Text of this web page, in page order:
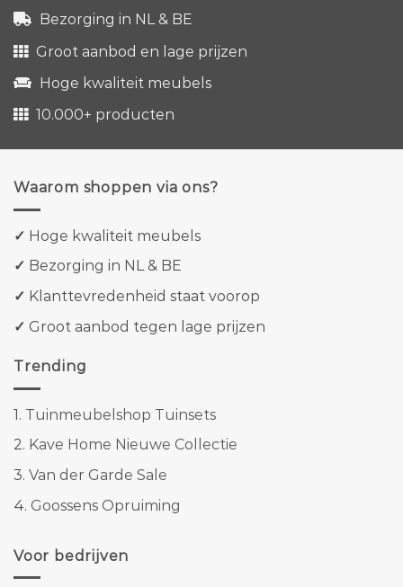
Bezorging in NL & BE
Groot aanbod en lage prijzen
Hoge kwaliteit meubels
10.000+ producten
Waarom shoppen via ons?
✓ Hoge kwaliteit meubels
✓ Bezorging in NL & BE
✓ Klanttevredenheid staat voorop
✓ Groot aanbod tegen lage prijzen
Trending
1. Tuinmeubelshop Tuinsets
2. Kave Home Nieuwe Collectie
3. Van der Garde Sale
4. Goossens Opruiming
Voor bedrijven